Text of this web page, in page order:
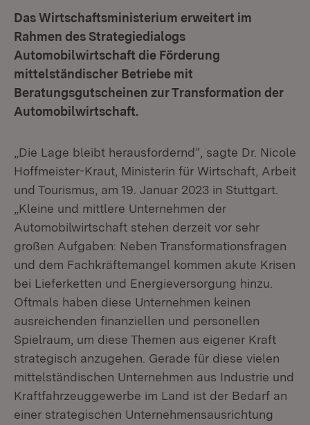
Das Wirtschaftsministerium erweitert im
Rahmen des Strategiedialogs
Automobilwirtschaft die Förderung
mittelständischer Betriebe mit
Beratungsgutscheinen zur Transformation der
Automobilwirtschaft.
„Die Lage bleibt herausfordernd“, sagte Dr. Nicole
Hoffmeister-Kraut, Ministerin für Wirtschaft, Arbeit
und Tourismus, am 19. Januar 2023 in Stuttgart.
„Kleine und mittlere Unternehmen der
Automobilwirtschaft stehen derzeit vor sehr
großen Aufgaben: Neben Transformationsfragen
und dem Fachkräftemangel kommen akute Krisen
bei Lieferketten und Energieversorgung hinzu.
Oftmals haben diese Unternehmen keinen
ausreichenden finanziellen und personellen
Spielraum, um diese Themen aus eigener Kraft
strategisch anzugehen. Gerade für diese vielen
mittelständischen Unternehmen aus Industrie und
Kraftfahrzeuggewerbe im Land ist der Bedarf an
einer strategischen Unternehmensausrichtung